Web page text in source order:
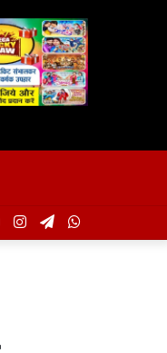
Telegram
Instagram
YouTube